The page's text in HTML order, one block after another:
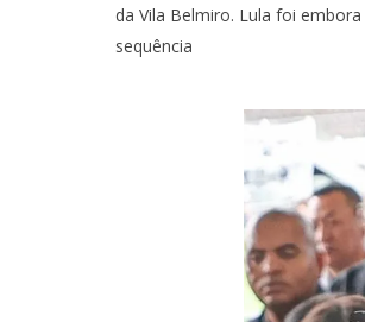
da Vila Belmiro. Lula foi
sequência